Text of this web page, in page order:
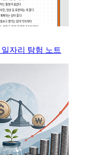
일자리 탐험 노트